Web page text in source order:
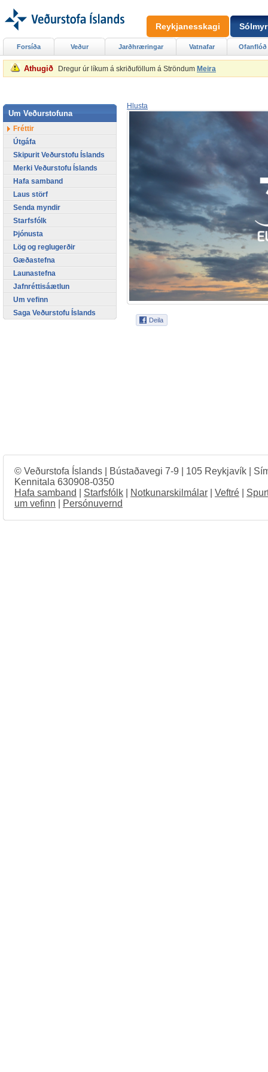
Athugið Dregur úr líkum á skriðuföllum á Ströndum Meira
Hlusta
Forsíða Veður Jarðhræringar Vatnafar Ofanflóð
Um Veðurstofuna
Fréttir
Útgáfa
Skipurit Veðurstofu Íslands
Merki Veðurstofu Íslands
Hafa samband
Laus störf
Senda myndir
Starfsfólk
Þjónusta
Lög og reglugerðir
Gæðastefna
Launastefna
Jafnréttisáætlun
Um vefinn
Saga Veðurstofu Íslands
Reykjanesskagi
© Veðurstofa Íslands | Bústaðavegi 7-9 | 105 Reykjavík |
Kennitala 630908-0350
Hafa samband
Starfsfólk Notkunarskilmálar Veftré
um vefinn
Persónuvernd